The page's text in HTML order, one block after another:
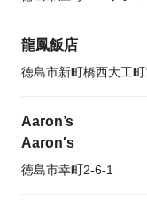
龍鳳飯店
徳島市新町橋西大工
Aaron’s
Aaron's
徳島市幸町2-6-1